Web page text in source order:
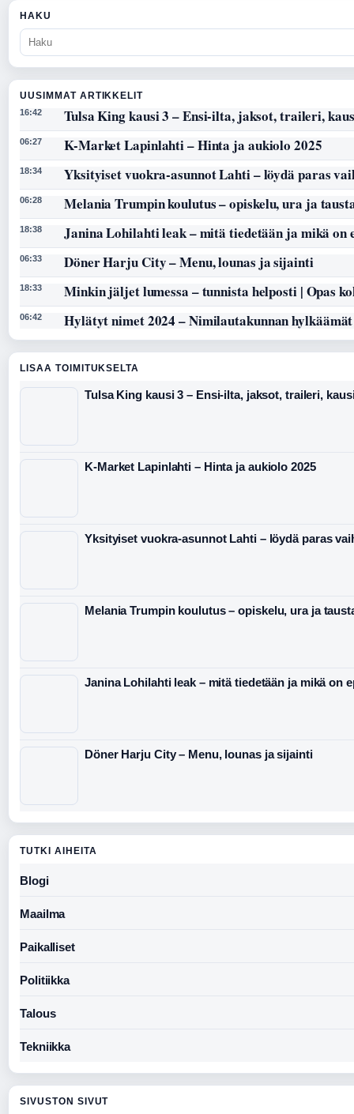
HAKU
UUSIMMAT ARTIKKELIT
16:42 Tulsa King kausi 3 – Ensi-ilta, jaksot, traileri,
06:27 K-Market Lapinlahti – Hinta ja aukiolo 2025
18:34 Yksityiset vuokra-asunnot Lahti – löydä paras
06:28 Melania Trumpin koulutus – opiskelu, ura ja
18:38 Janina Lohilahti leak – mitä tiedetään ja mikä on
06:33 Döner Harju City – Menu, lounas ja sijainti
18:33 Minkin jäljet lumessa – tunnista helposti | Opas
06:42 Hylätyt nimet 2024 – Nimilautakunnan
LISAA TOIMITUKSELTA
Tulsa King kausi 3 – Ensi-ilta, jaksot, traileri,
K-Market Lapinlahti – Hinta ja aukiolo 2025
Yksityiset vuokra-asunnot Lahti – löydä paras
Melania Trumpin koulutus – opiskelu, ura ja
Janina Lohilahti leak – mitä tiedetään ja mikä on
Döner Harju City – Menu, lounas ja sijainti
TUTKI AIHEITA
Blogi
Maailma
Paikalliset
Politiikka
Talous
Tekniikka
SIVUSTON SIVUT